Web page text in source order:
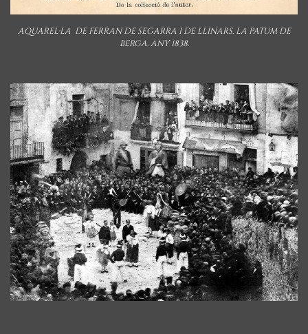
AQUAREL·LA DE FERRAN DE SEGARRA I DE LLINARS. LA PATUM DE
BERGA. ANY 1838.